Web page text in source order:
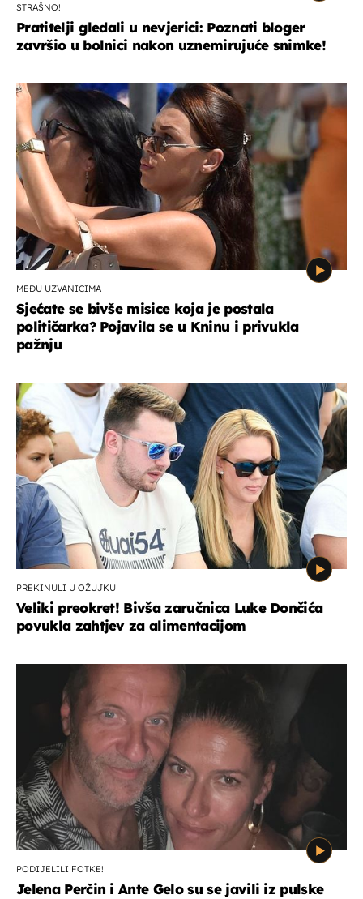
STRAŠNO!
Pratitelji gledali u nevjerici: Poznati bloger
završio u bolnici nakon uznemirujuće snimke!
MEĐU UZVANICIMA
Sjećate se bivše misice koja je postala
političarka? Pojavila se u Kninu i privukla
pažnju
PREKINULI U OŽUJKU
Veliki preokret! Bivša zaručnica Luke Dončića
povukla zahtjev za alimentacijom
PODIJELILI FOTKE!
Jelena Perčin i Ante Gelo su se javili iz pulske